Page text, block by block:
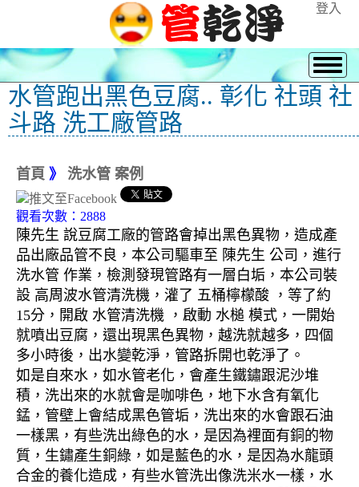
登入
水管跑出黑色豆腐.. 彰化 社頭 社
斗路 洗工廠管路
首頁 》 洗水管 案例
觀看次數：2888
陳先生 說豆腐工廠的管路會掉出黑色異物，造成產
品出廠品管不良，本公司驅車至 陳先生 公司，進行
洗水管 作業，檢測發現管路有一層白垢，本公司裝
設 高周波水管清洗機，灌了 五桶檸檬酸 ，等了約
15分，開啟 水管清洗機 ，啟動 水槌 模式，一開始
就噴出豆腐，還出現黑色異物，越洗就越多，四個
多小時後，出水變乾淨，管路拆開也乾淨了。
如是自來水，如水管老化，會產生鐵鏽跟泥沙堆
積，洗出來的水就會是咖啡色，地下水含有氧化
錳，管壁上會結成黑色管垢，洗出來的水會跟石油
一樣黑，有些洗出綠色的水，是因為裡面有銅的物
質，生鏽產生銅綠，如是藍色的水，是因為水龍頭
合金的養化造成，有些水管洗出像洗米水一樣，水